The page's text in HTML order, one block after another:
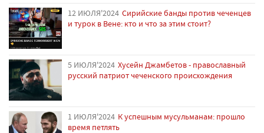
12 ИЮЛЯ'2024 Сирийские банды против чеченцев
и турок в Вене: кто и что за этим стоит?
5 ИЮЛЯ'2024 Хусейн Джамбетов - православный
русский патриот чеченского происхождения
1 ИЮЛЯ'2024 К успешным мусульманам: прошло
время петлять